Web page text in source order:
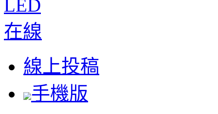
線上投稿
手機版